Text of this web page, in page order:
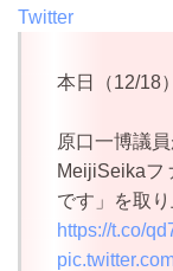
Twitter
本日（12/18
原口一博議
MeijiSeikaフ
です」を取
https://t.co/